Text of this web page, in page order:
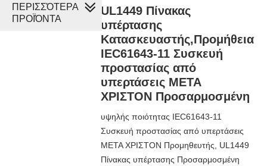
UL1449 Πίνακας
υπέρτασης
Κατασκευαστής,Προμήθεια
IEC61643-11 Συσκευή
προστασίας από
υπερτάσεις ΜΕΤΑ
ΧΡΙΣΤΟΝ Προσαρμοσμένη
υψηλής ποιότητας IEC61643-11
Συσκευή προστασίας από υπερτάσεις
ΜΕΤΑ ΧΡΙΣΤΟΝ Προμηθευτής, UL1449
Πίνακας υπέρτασης Προσαρμοσμένη
ΠΕΡΙΣΣΌΤΕΡΑ
ΠΡΟΪΌΝΤΑ